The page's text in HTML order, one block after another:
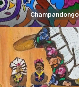
Champandongo